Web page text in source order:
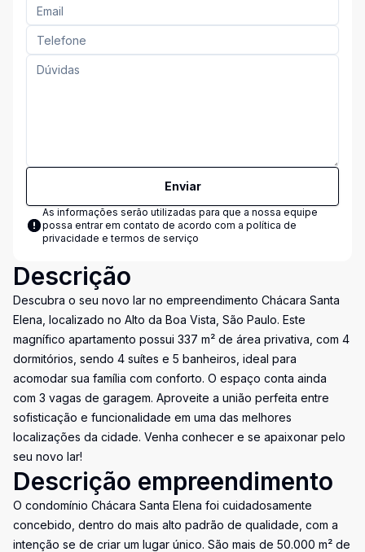
Enviar
As informações serão utilizadas para que a nossa equipe
possa entrar em contato de acordo com a política de
privacidade e termos de serviço
Descrição
Descubra o seu novo lar no empreendimento Chácara Santa
Elena, localizado no Alto da Boa Vista, São Paulo. Este
magnífico apartamento possui 337 m² de área privativa, com 4
dormitórios, sendo 4 suítes e 5 banheiros, ideal para
acomodar sua família com conforto. O espaço conta ainda
com 3 vagas de garagem. Aproveite a união perfeita entre
sofisticação e funcionalidade em uma das melhores
localizações da cidade. Venha conhecer e se apaixonar pelo
seu novo lar!
Descrição empreendimento
O condomínio Chácara Santa Elena foi cuidadosamente
concebido, dentro do mais alto padrão de qualidade, com a
intenção se de criar um lugar único. São mais de 50.000 m² de